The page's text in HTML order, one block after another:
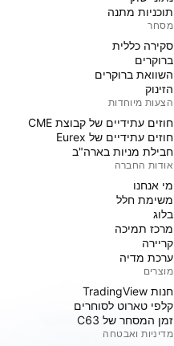
תוכניות מתנה
מסחר
סקירה כללית
ברוקרים
השוואת ברוקרים
הזינוק
הצעות מיוחדות
חוזים עתידיים של קבוצת CME
חוזים עתידיים של Eurex
חבילת מניות בארה"ב
אודות החברה
מי אנחנו
משימת חלל
בלוג
מרכז תמיכה
קריירה
ערכת מדיה
מוצרים
חנות TradingView
קלפי טארוט לסוחרים
זמן המסחר של C63
מדיניות ואבטחה